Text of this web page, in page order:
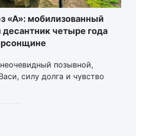
«А»: мобилизованный
четыре года
позывной,
силу долга и чувство